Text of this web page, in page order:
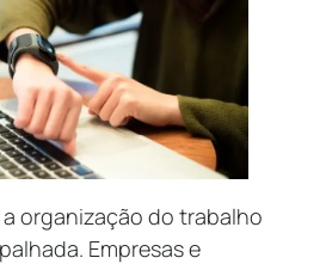
organização do trabalho
Empresas e